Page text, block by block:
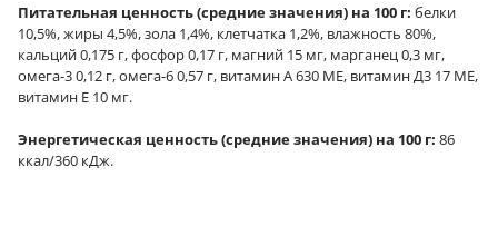
Питательная ценность (средние значения) на 100 г: белки
10,5%, жиры 4,5%, зола 1,4%, клетчатка 1,2%, влажность 80%,
кальций 0,175 г, фосфор 0,17 г, магний 15 мг, марганец 0,3 мг,
омега-3 0,12 г, омега-6 0,57 г, витамин А 630 МЕ, витамин Д3 17 МЕ,
витамин Е 10 мг.
Энергетическая ценность (средние значения) на 100 г: 86
ккал/360 кДж.